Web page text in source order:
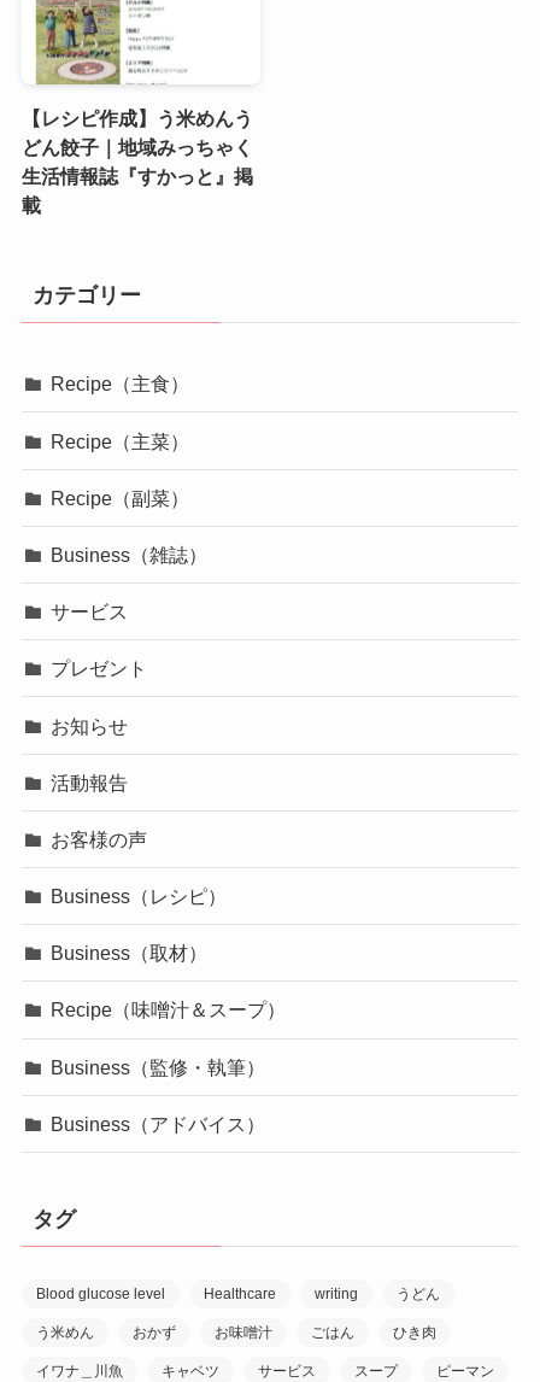
【レシピ作成】う米めんう
どん餃子｜地域みっちゃく
生活情報誌『すかっと』掲
載
カテゴリー
Recipe（主食）
Recipe（主菜）
Recipe（副菜）
Business（雑誌）
サービス
プレゼント
お知らせ
活動報告
お客様の声
Business（レシピ）
Business（取材）
Recipe（味噌汁＆スープ）
Business（監修・執筆）
Business（アドバイス）
タグ
Blood glucose level Healthcare writing うどん
う米めん おかず お味噌汁 ごはん ひき肉
イワナ＿川魚 キャベツ サービス スープ ピーマン